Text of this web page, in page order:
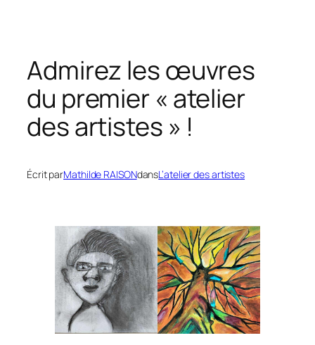
Admirez les œuvres
du premier « atelier
des artistes » !
Écrit parMathilde RAISONdansL’atelier des artistes